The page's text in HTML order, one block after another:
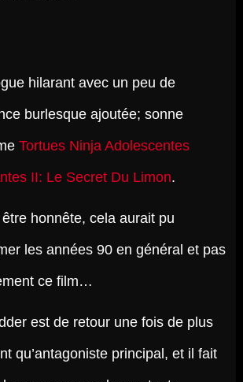
hilarant avec un peu de
burlesque ajoutée; sonne
Tortues Ninja Adolescentes
II: Le Secret Du Limon.
honnête, cela aurait pu
les années 90 en général et pas
ce film…
est de retour une fois de plus
qu’antagoniste principal, et il fait